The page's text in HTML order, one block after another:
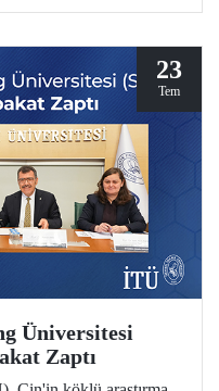
23
Tem
Üniversitesi
Zaptı